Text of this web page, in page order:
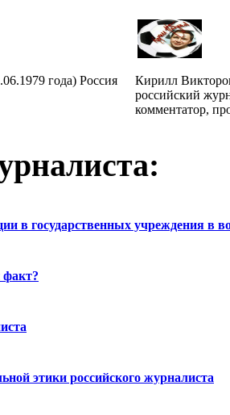
года) Россия
Кирилл
российский
комментатор,
в государственных учреждения в
факт?
этики российского журналиста